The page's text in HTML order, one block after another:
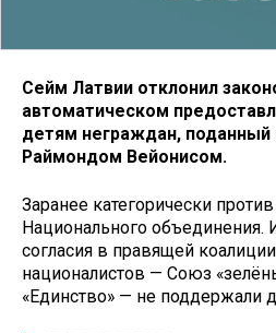
Сейм Латвии отклонил
автоматическом
детям неграждан, поданный
Раймондом Вейонисом.
Заранее категорически
Национального объединения.
согласия в правящей
националистов — Союз
«Единство» — не поддержали